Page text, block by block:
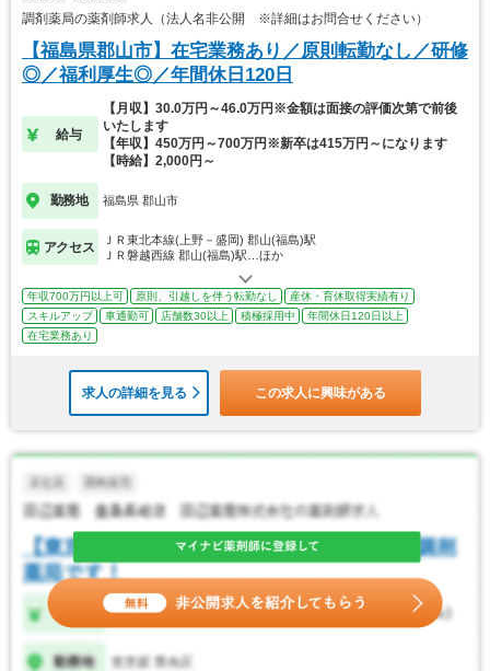
調剤薬局の薬剤師求人（法人名非公開 ※詳細はお問合せください）
【福島県郡山市】在宅業務あり／原則転勤なし／研修
◎／福利厚生◎／年間休日120日
給与
【月収】30.0万円～46.0万円※金額は面接の評価次第で前後
いたします
【年収】450万円～700万円※新卒は415万円～になります
【時給】2,000円～
勤務地 福島県 郡山市
アクセス
ＪＲ東北本線(上野－盛岡) 郡山(福島)駅
ＪＲ磐越西線 郡山(福島)駅…ほか
年収700万円以上可 原則、引越しを伴う転勤なし
産休・育休取得実績有り
スキルアップ
車通勤可 店舗数30以上 積極採用中
年間休日120日以上
在宅業務あり
求人の詳細を見る この求人に興味がある